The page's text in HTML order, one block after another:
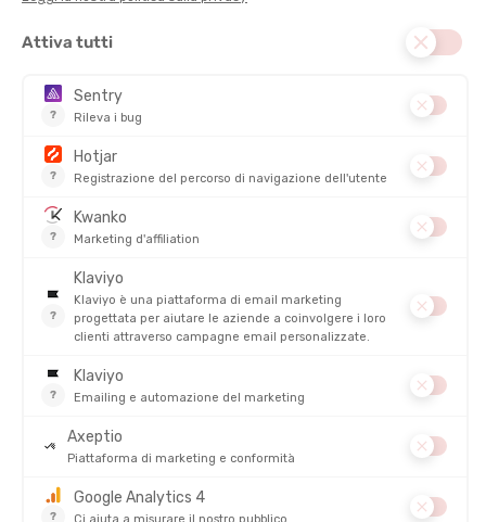
invernali, Odlo La accompagna nelle Sue sessioni di running,
Icebreaker: il marchio specialista della lana merino, ideale per le
Damart :esperta dei primi strati
, in particolare grazie alla sua
iconica tecnologia
dell'abbigliamento termico, offrendo soluzioni adatte a tutti gli
appassionati di outdoor.
numerosi collant per la pratica della corsa o di altre attività
Craft
: fornitore principale della Federazione Francese di
termici di qualità.
Per scegliere il collant termico ideale, Le consigliamo di optare
stretto. Questo ne aumenterà le prestazioni termiche e la
traspirabilità!